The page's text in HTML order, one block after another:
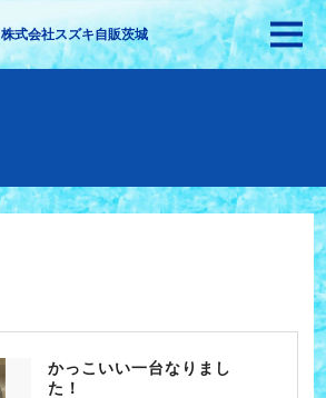
株式会社スズキ自販茨城
かっこいい一台なりまし
た！